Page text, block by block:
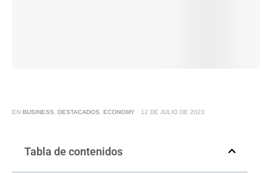
EN BUSINESS DESTACADOS ECONOMY 12 DE JULIO DE 2023
Tabla de contenidos